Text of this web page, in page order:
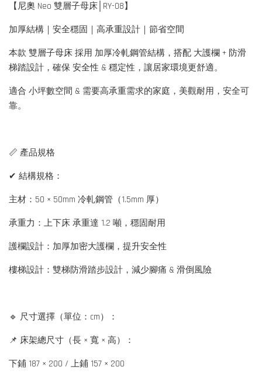
【尼奧 Neo 雙層子母床│RY-08】
加厚結構｜安全穩固｜高承重設計｜節省空間
本款 雙層子母床 採用 加厚冷軋鋼管結構，搭配 大護欄 + 防滑
梯踏設計，確保 安全性 & 穩定性，讓居家環境更舒適。
適合 小坪數空間 & 需要高承重需求的家庭，美觀耐用，安全可
靠。
📏 產品規格
✔ 結構規格：
主材：50 × 50mm 冷軋鋼管（1.5mm 厚）
承重力：上下床 承重達 1.2 噸，穩固耐用
護欄設計：加厚加密大護欄，提升安全性
樓梯設計：雙梯防滑踏步設計，減少腳痛 & 滑倒風險
🔹 尺寸選擇（單位：cm）：
📌 床架總尺寸（長 × 寬 × 高）：
下鋪 187 × 200 / 上鋪 157 × 200